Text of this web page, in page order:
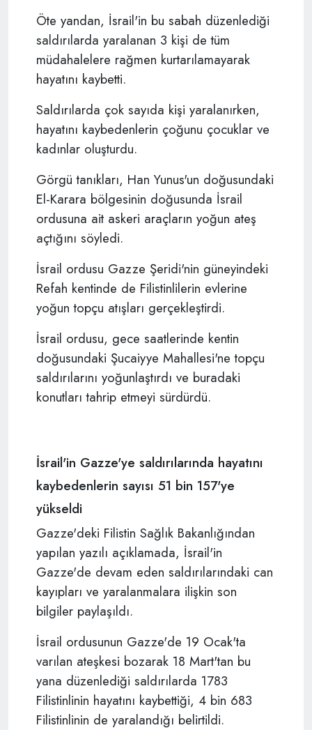
Öte yandan, İsrail'in bu sabah düzenlediği
saldırılarda yaralanan 3 kişi de tüm
müdahalelere rağmen kurtarılamayarak
hayatını kaybetti.
Saldırılarda çok sayıda kişi yaralanırken,
hayatını kaybedenlerin çoğunu çocuklar ve
kadınlar oluşturdu.
Görgü tanıkları, Han Yunus'un doğusundaki
El-Karara bölgesinin doğusunda İsrail
ordusuna ait askeri araçların yoğun ateş
açtığını söyledi.
İsrail ordusu Gazze Şeridi'nin güneyindeki
Refah kentinde de Filistinlilerin evlerine
yoğun topçu atışları gerçekleştirdi.
İsrail ordusu, gece saatlerinde kentin
doğusundaki Şucaiyye Mahallesi'ne topçu
saldırılarını yoğunlaştırdı ve buradaki
konutları tahrip etmeyi sürdürdü.
İsrail'in Gazze'ye saldırılarında hayatını
kaybedenlerin sayısı 51 bin 157'ye
yükseldi
Gazze'deki Filistin Sağlık Bakanlığından
yapılan yazılı açıklamada, İsrail'in
Gazze'de devam eden saldırılarındaki can
kayıpları ve yaralanmalara ilişkin son
bilgiler paylaşıldı.
İsrail ordusunun Gazze'de 19 Ocak'ta
varılan ateşkesi bozarak 18 Mart'tan bu
yana düzenlediği saldırılarda 1783
Filistinlinin hayatını kaybettiği, 4 bin 683
Filistinlinin de yaralandığı belirtildi.